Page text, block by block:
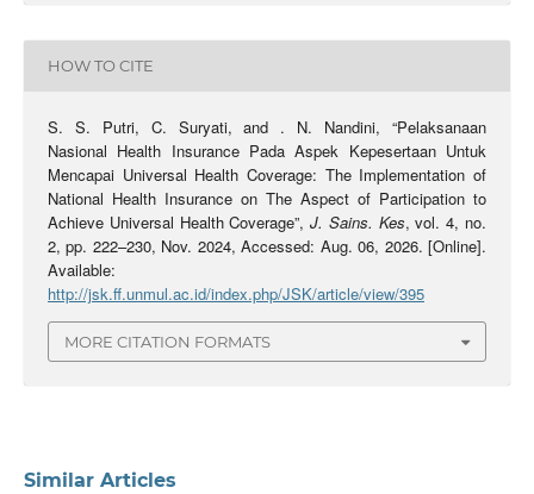
HOW TO CITE
S. S. Putri, C. Suryati, and . N. Nandini, “Pelaksanaan
Nasional Health Insurance Pada Aspek Kepesertaan Untuk
Mencapai Universal Health Coverage: The Implementation of
National Health Insurance on The Aspect of Participation to
Achieve Universal Health Coverage”,J. Sains. Kes, vol. 4, no.
2, pp. 222–230, Nov. 2024, Accessed: Aug. 06, 2026. [Online].
Available:
http://jsk.ff.unmul.ac.id/index.php/JSK/article/view/395
MORE CITATION FORMATS
Similar Articles